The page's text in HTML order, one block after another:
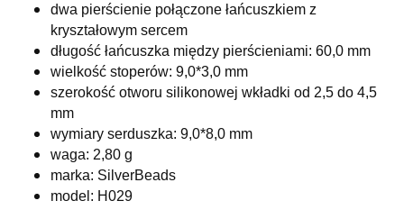
dwa pierścienie połączone łańcuszkiem z
kryształowym sercem
długość łańcuszka między pierścieniami: 60,0 mm
wielkość stoperów: 9,0*3,0 mm
szerokość otworu silikonowej wkładki od 2,5 do 4,5
mm
wymiary serduszka: 9,0*8,0 mm
waga: 2,80 g
marka: SilverBeads
model: H029